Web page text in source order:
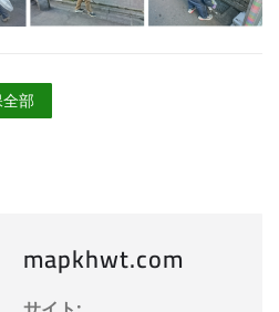
部
mapkhwt.com